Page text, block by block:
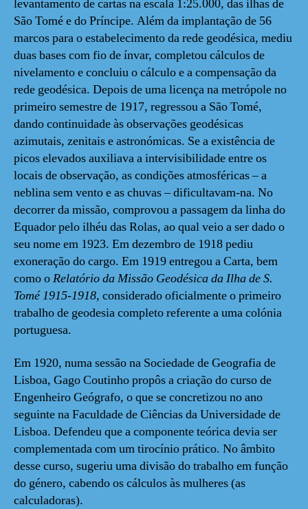
levantamento de cartas na escala 1:25.000, das ilhas de
São Tomé e do Príncipe. Além da implantação de 56
marcos para o estabelecimento da rede geodésica, mediu
duas bases com fio de ínvar, completou cálculos de
nivelamento e concluiu o cálculo e a compensação da
rede geodésica. Depois de uma licença na metrópole no
primeiro semestre de 1917, regressou a São Tomé,
dando continuidade às observações geodésicas
azimutais, zenitais e astronómicas. Se a existência de
picos elevados auxiliava a intervisibilidade entre os
locais de observação, as condições atmosféricas – a
neblina sem vento e as chuvas – dificultavam-na. No
decorrer da missão, comprovou a passagem da linha do
Equador pelo ilhéu das Rolas, ao qual veio a ser dado o
seu nome em 1923. Em dezembro de 1918 pediu
exoneração do cargo. Em 1919 entregou a Carta, bem
como oRelatório da Missão Geodésica da Ilha de S.
Tomé 1915-1918, considerado oficialmente o primeiro
trabalho de geodesia completo referente a uma colónia
portuguesa.
Em 1920, numa sessão na Sociedade de Geografia de
Lisboa, Gago Coutinho propôs a criação do curso de
Engenheiro Geógrafo, o que se concretizou no ano
seguinte na Faculdade de Ciências da Universidade de
Lisboa. Defendeu que a componente teórica devia ser
complementada com um tirocínio prático. No âmbito
desse curso, sugeriu uma divisão do trabalho em função
do género, cabendo os cálculos às mulheres (as
calculadoras).